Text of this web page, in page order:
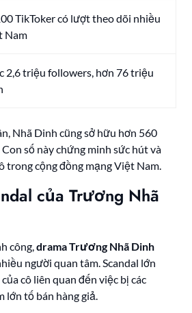
TikToker có lượt theo dõi nhiều
Nam
2,6 triệu followers, hơn 76 triệu
Nhã Dinh cũng sở hữu hơn 560
số này chứng minh sức hút và
trong cộng đồng mạng Việt Nam.
của Trương Nhã
công,drama Trương Nhã Dinh
người quan tâm. Scandal lớn
cô liên quan đến việc bị các
lớn tố bán hàng giả.